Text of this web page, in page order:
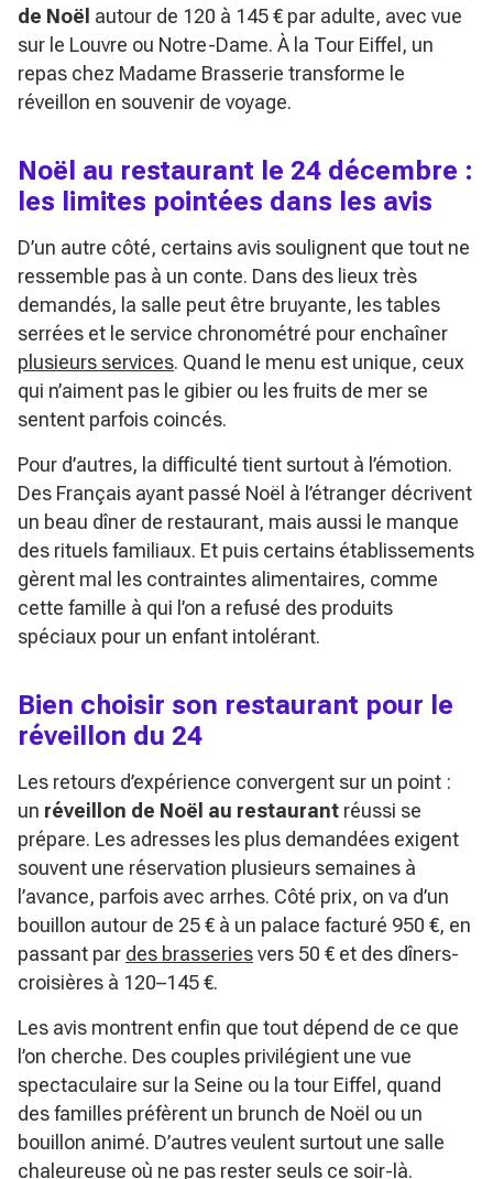
de Noël autour de 120 à 145 € par adulte, avec vue
sur le Louvre ou Notre-Dame. À la Tour Eiffel, un
repas chez Madame Brasserie transforme le
réveillon en souvenir de voyage.
Noël au restaurant le 24 décembre :
les limites pointées dans les avis
D’un autre côté, certains avis soulignent que tout ne
ressemble pas à un conte. Dans des lieux très
demandés, la salle peut être bruyante, les tables
serrées et le service chronométré pour enchaîner
plusieurs services. Quand le menu est unique, ceux
qui n’aiment pas le gibier ou les fruits de mer se
sentent parfois coincés.
Pour d’autres, la difficulté tient surtout à l’émotion.
Des Français ayant passé Noël à l’étranger décrivent
un beau dîner de restaurant, mais aussi le manque
des rituels familiaux. Et puis certains établissements
gèrent mal les contraintes alimentaires, comme
cette famille à qui l’on a refusé des produits
spéciaux pour un enfant intolérant.
Bien choisir son restaurant pour le
réveillon du 24
Les retours d’expérience convergent sur un point :
un réveillon de Noël au restaurant réussi se
prépare. Les adresses les plus demandées exigent
souvent une réservation plusieurs semaines à
l’avance, parfois avec arrhes. Côté prix, on va d’un
bouillon autour de 25 € à un palace facturé 950 €, en
passant par des brasseriesvers 50 € et des dîners-
croisières à 120–145 €.
Les avis montrent enfin que tout dépend de ce que
l’on cherche. Des couples privilégient une vue
spectaculaire sur la Seine ou la tour Eiffel, quand
des familles préfèrent un brunch de Noël ou un
bouillon animé. D’autres veulent surtout une salle
chaleureuse où ne pas rester seuls ce soir-là.